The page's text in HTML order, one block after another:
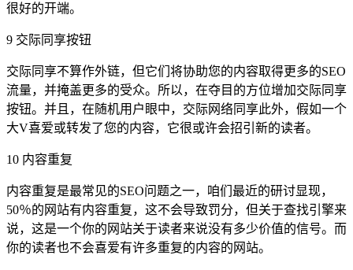
很好的开端。
9 交际同享按钮
交际同享不算作外链，但它们将协助您的内容取得更多的SEO
流量，并掩盖更多的受众。所以，在夺目的方位增加交际同享
按钮。并且，在随机用户眼中，交际网络同享此外，假如一个
大V喜爱或转发了您的内容，它很或许会招引新的读者。
10 内容重复
内容重复是最常见的SEO问题之一，咱们最近的研讨显现，
50％的网站有内容重复，这不会导致罚分，但关于查找引擎来
说，这是一个你的网站关于读者来说没有多少价值的信号。而
你的读者也不会喜爱有许多重复的内容的网站。